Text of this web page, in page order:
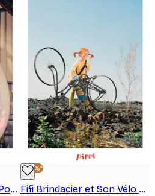
Fifi Brindacier Escalade Poster
-30%*
Fifi Brindacier et Son Vélo Poster